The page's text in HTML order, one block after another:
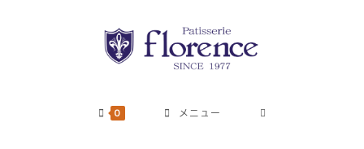
0 メニュー